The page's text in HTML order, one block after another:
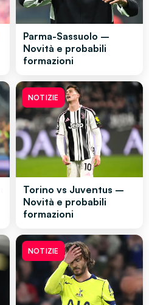
Parma-Sassuolo –
Novità e probabili
formazioni
NOTIZIE
Torino vs Juventus –
Novità e probabili
formazioni
NOTIZIE